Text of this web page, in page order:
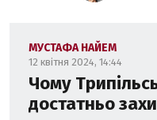
МУСТАФА НАЙЕМ
12 квітня 2024, 14:44
Чому
достатньо